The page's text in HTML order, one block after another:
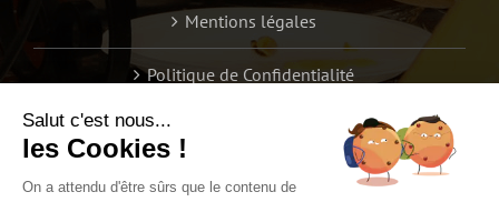
Mentions légales
Politique de Confidentialité
Salut c'est nous...
les Cookies !
On a attendu d'être sûrs que le contenu de